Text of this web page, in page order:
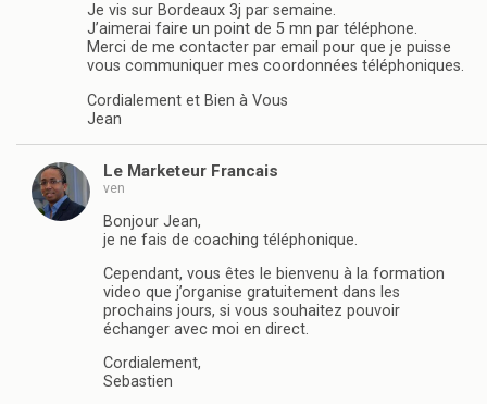
Je vis sur Bordeaux 3j par semaine.
J’aimerai faire un point de 5 mn par téléphone.
Merci de me contacter par email pour que je puisse
vous communiquer mes coordonnées téléphoniques.
Cordialement et Bien à Vous
Jean
Le Marketeur Francais
ven
Bonjour Jean,
je ne fais de coaching téléphonique.
Cependant, vous êtes le bienvenu à la formation
video que j’organise gratuitement dans les
prochains jours, si vous souhaitez pouvoir
échanger avec moi en direct.
Cordialement,
Sebastien